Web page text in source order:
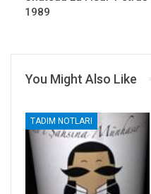
1989
You Might Also Like
TADIM NOTLARI